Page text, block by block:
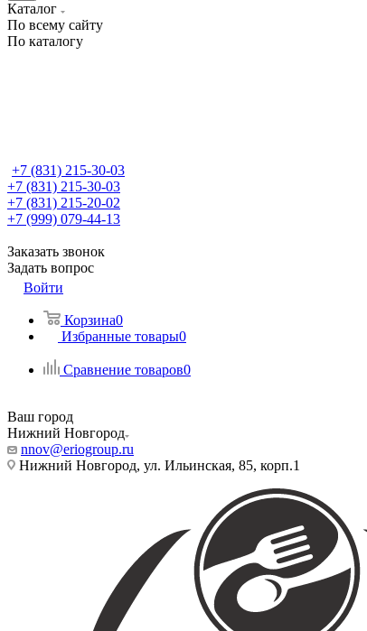
Каталог
По всему сайту
По каталогу
+7 (831) 215-30-03
+7 (831) 215-30-03
+7 (831) 215-20-02
+7 (999) 079-44-13
Заказать звонок
Задать вопрос
Войти
Корзина0
Избранные товары0
Сравнение товаров0
Ваш город
Нижний Новгород
nnov@eriogroup.ru
Нижний Новгород, ул. Ильинская, 85, корп.1